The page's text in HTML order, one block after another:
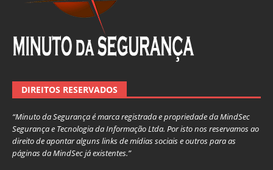
DIREITOS RESERVADOS
“Minuto da Segurança é marca registrada e propriedade da MindSec
Segurança e Tecnologia da Informação Ltda. Por isto nos reservamos ao
direito de apontar alguns links de mídias sociais e outros para as
páginas da MindSec já existentes.”